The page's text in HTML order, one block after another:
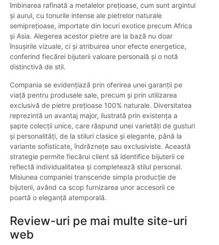
îmbinarea rafinată a metalelor prețioase, cum sunt argintul
și aurul, cu tonurile intense ale pietrelor naturale
semiprețioase, importate din locuri exotice precum Africa
și Asia. Alegerea acestor pietre are la bază nu doar
însușirile vizuale, ci și atribuirea unor efecte energetice,
conferind fiecărei bijuterii valoare personală și o notă
distinctivă de stil.
Compania se evidențiază prin oferirea unei garanții pe
viață pentru produsele sale, precum și prin utilizarea
exclusivă de pietre prețioase 100% naturale. Diversitatea
reprezintă un avantaj major, ilustrată prin existența a
șapte colecții unice, care răspund unei varietăți de gusturi
și personalități, de la stiluri clasice și elegante, până la
variante sofisticate, îndrăznețe sau exclusiviste. Această
strategie permite fiecărui client să identifice bijuterii ce
reflectă individualitatea și completează stilul personal.
Misiunea companiei transcende simpla producție de
bijuterii, având ca scop furnizarea unor accesorii ce
poartă o eleganță atemporală.
Review-uri pe mai multe site-uri
web